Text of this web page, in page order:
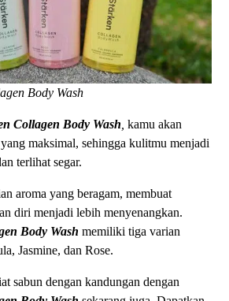
Body Wash
Collagen Body Wash kamu akan
maksimal, sehingga kulitmu menjadi
terlihat segar.
aroma yang beragam, membuat
diri menjadi lebih menyenangkan.
Body Wash memiliki tiga varian
Jasmine, dan Rose.
sabun dengan kandungan dengan